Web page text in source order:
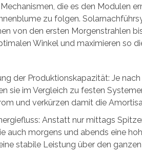
die es den Modulen
zu folgen.
von den ersten Morgenstrahlen
Winkel und maximieren so
der Produktionskapazität: Je
sie im Vergleich zu festen
und verkürzen damit die
Anstatt nur mittags
auch morgens und abends eine
stabile Leistung über den ganzen